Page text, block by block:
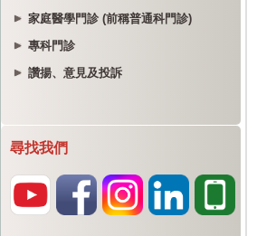
家庭醫學門診 (前稱普通科門診)
專科門診
讚揚、意見及投訴
尋找我們